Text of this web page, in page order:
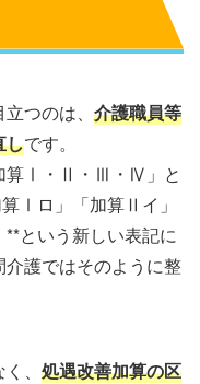
つのは、 介護職員等
しです。
算Ⅰ・Ⅱ・Ⅲ・Ⅳ」と
Ⅰロ」「加算Ⅱイ」
という新しい表記に
護ではそのように整
、 処遇改善加算の区